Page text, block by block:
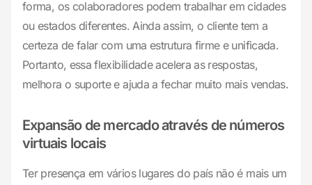
forma, os colaboradores podem trabalhar em cidades
ou estados diferentes. Ainda assim, o cliente tem a
certeza de falar com uma estrutura firme e unificada.
Portanto, essa flexibilidade acelera as respostas,
melhora o suporte e ajuda a fechar muito mais vendas.
Expansão de mercado através de números
virtuais locais
Ter presença em vários lugares do país não é mais um